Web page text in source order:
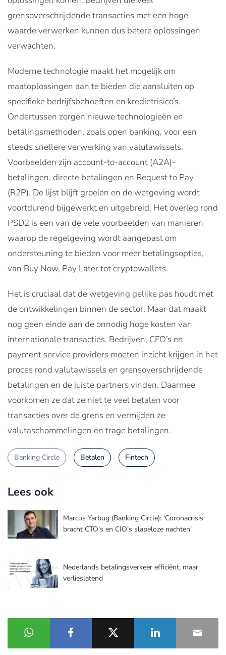
grensoverschrijdende transacties met een hoge
waarde verwerken kunnen dus betere oplossingen
verwachten.
Moderne technologie maakt het mogelijk om
maatoplossingen aan te bieden die aansluiten op
specifieke bedrijfsbehoeften en kredietrisico’s.
Ondertussen zorgen nieuwe technologieën en
betalingsmethoden, zoals open banking, voor een
steeds snellere verwerking van valutawissels.
Voorbeelden zijn account-to-account (A2A)-
betalingen, directe betalingen en Request to Pay
(R2P). De lijst blijft groeien en de wetgeving wordt
voortdurend bijgewerkt en uitgebreid. Het overleg rond
PSD2 is een van de vele voorbeelden van manieren
waarop de regelgeving wordt aangepast om
ondersteuning te bieden voor meer betalingsopties,
van Buy Now, Pay Later tot cryptowallets.
Het is cruciaal dat de wetgeving gelijke pas houdt met
de ontwikkelingen binnen de sector. Maar dat maakt
nog geen einde aan de onnodig hoge kosten van
internationale transacties. Bedrijven, CFO’s en
payment service providers moeten inzicht krijgen in het
proces rond valutawissels en grensoverschrijdende
betalingen en de juiste partners vinden. Daarmee
voorkomen ze dat ze niet te veel betalen voor
transacties over de grens en vermijden ze
valutaschommelingen en trage betalingen.
Banking Circle Betalen Fintech
Lees ook
Marcus Yarbug (Banking Circle): ‘Coronacrisis
bracht CTO’s en CIO’s slapeloze nachten’
Nederlands betalingsverkeer efficiënt, maar
verlieslatend